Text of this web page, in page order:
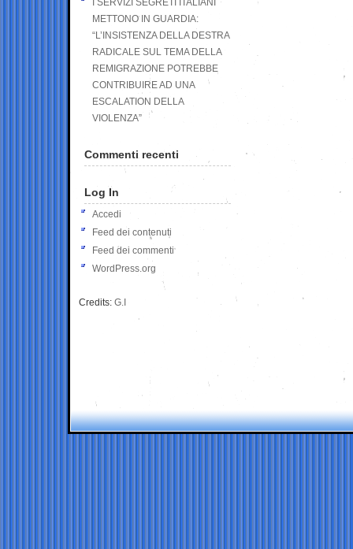
I SERVIZI SEGRETI ITALIANI
METTONO IN GUARDIA:
“L’INSISTENZA DELLA DESTRA
RADICALE SUL TEMA DELLA
REMIGRAZIONE POTREBBE
CONTRIBUIRE AD UNA
ESCALATION DELLA
VIOLENZA”
Commenti recenti
Log In
Accedi
Feed dei contenuti
Feed dei commenti
WordPress.org
Credits: G.I